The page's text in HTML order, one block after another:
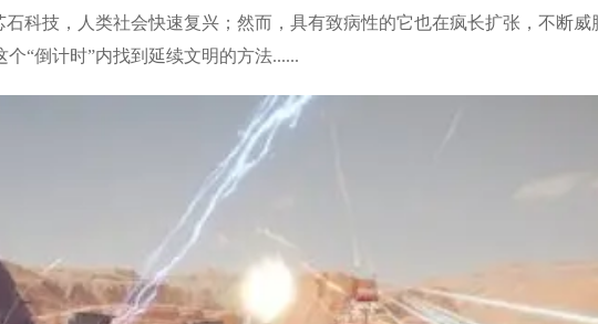
石科技，人类社会快速复兴；然而，具有致病性的它也在疯长扩张，不断
“倒计时”内找到延续文明的方法......